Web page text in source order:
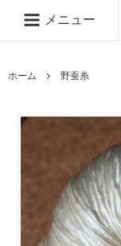
メニュー
ホーム 野蚕糸